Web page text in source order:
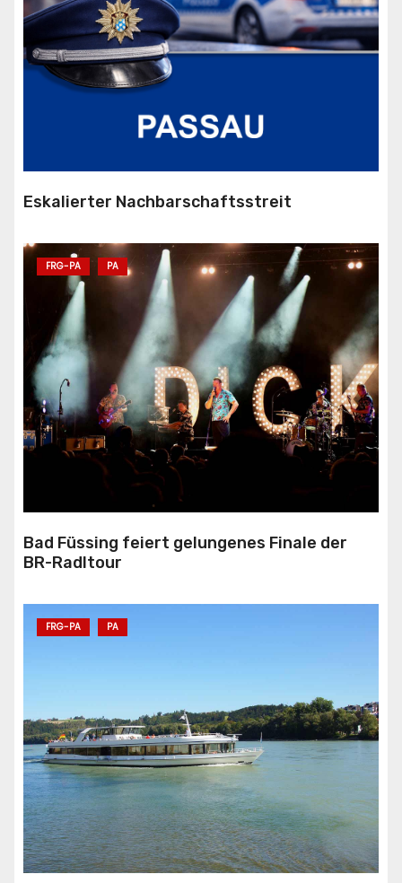
Eskalierter Nachbarschaftsstreit
FRG-PA PA
Bad Füssing feiert gelungenes Finale der
BR-Radltour
FRG-PA PA